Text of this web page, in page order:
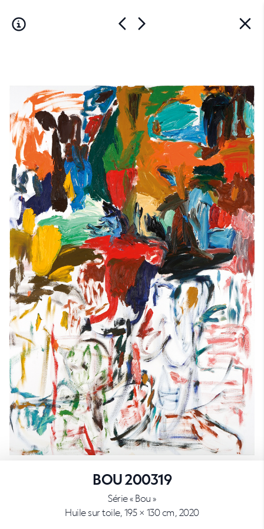
BOU 200319
Série « Bou »
Huile sur toile, 195 × 130 cm, 2020